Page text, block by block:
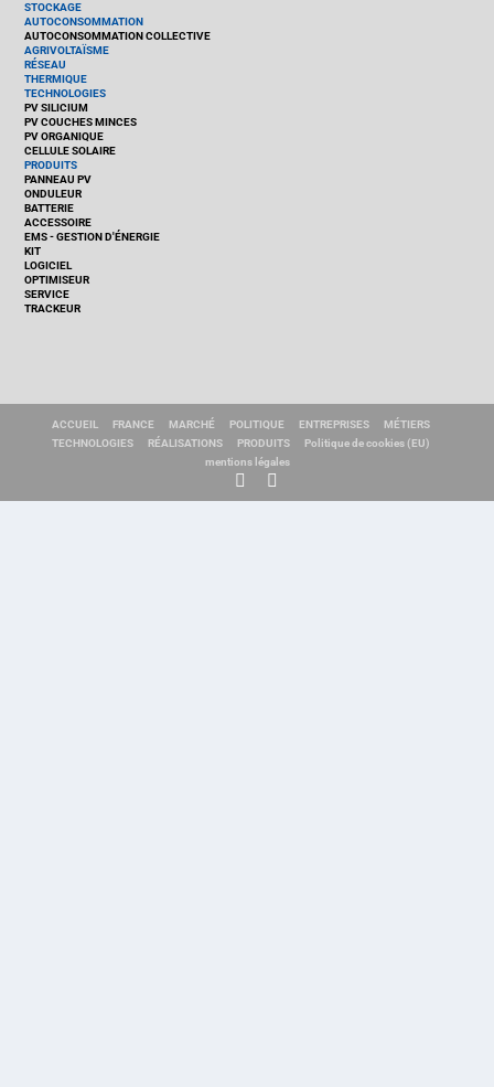
STOCKAGE
AUTOCONSOMMATION
AUTOCONSOMMATION COLLECTIVE
AGRIVOLTAÏSME
RÉSEAU
THERMIQUE
TECHNOLOGIES
PV SILICIUM
PV COUCHES MINCES
PV ORGANIQUE
CELLULE SOLAIRE
PRODUITS
PANNEAU PV
ONDULEUR
BATTERIE
ACCESSOIRE
EMS - GESTION D'ÉNERGIE
KIT
LOGICIEL
OPTIMISEUR
SERVICE
TRACKEUR
ACCUEIL FRANCE MARCHÉ POLITIQUE ENTREPRISES
MÉTIERS
TECHNOLOGIES
RÉALISATIONS PRODUITS
Politique de cookies (EU)
mentions légales